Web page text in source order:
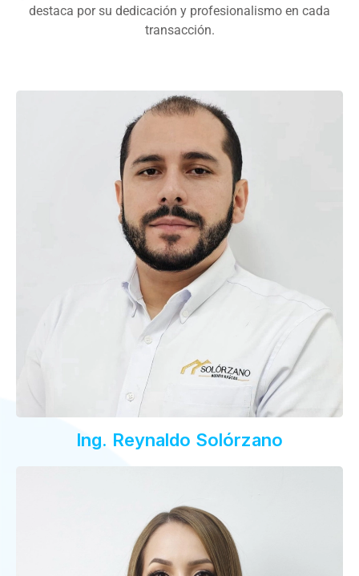
destaca por su dedicación y profesionalismo en cada
transacción.
Ing. Reynaldo Solórzano